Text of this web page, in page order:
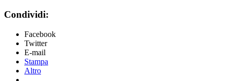
Condividi:
Facebook
Twitter
E-mail
Stampa
Altro